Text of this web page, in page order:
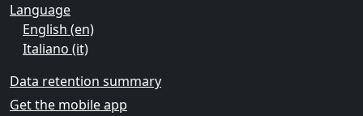
Language
English ‎(en)‎
Italiano ‎(it)‎
Data retention summary
Get the mobile app